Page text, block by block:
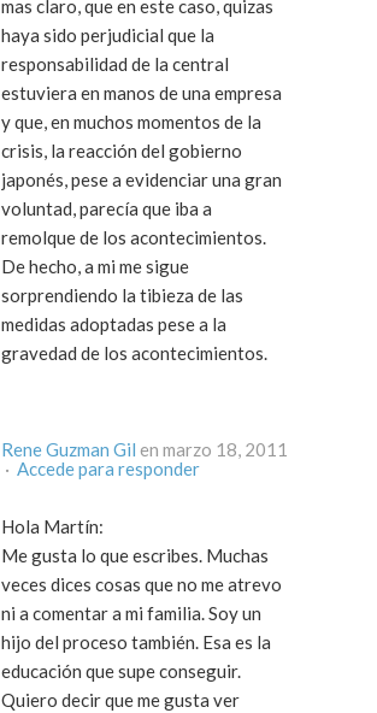
mas claro, que en este caso, quizas
haya sido perjudicial que la
responsabilidad de la central
estuviera en manos de una empresa
y que, en muchos momentos de la
crisis, la reacción del gobierno
japonés, pese a evidenciar una gran
voluntad, parecía que iba a
remolque de los acontecimientos.
De hecho, a mi me sigue
sorprendiendo la tibieza de las
medidas adoptadas pese a la
gravedad de los acontecimientos.
Rene Guzman Gil en marzo 18, 2011
· Accede para responder
Hola Martín:
Me gusta lo que escribes. Muchas
veces dices cosas que no me atrevo
ni a comentar a mi familia. Soy un
hijo del proceso también. Esa es la
educación que supe conseguir.
Quiero decir que me gusta ver